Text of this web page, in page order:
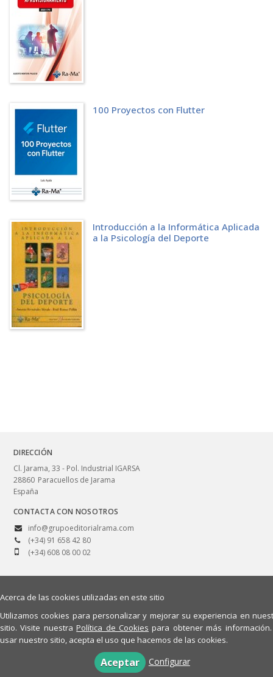
100 Proyectos con Flutter
Introducción a la Informática Aplicada
a la Psicología del Deporte
DIRECCIÓN
Cl. Jarama, 33 - Pol. Industrial IGARSA
28860 Paracuellos de Jarama
España
CONTACTA CON NOSOTROS
info@grupoeditorialrama.com
(+34) 91 658 42 80
(+34) 608 08 00 02
Aviso legal
Política de privacidad
Políticas de compra/devolución
Política de cookies
Quiénes somos
Acerca de las cookies utilizadas en este sitio
Utilizamos cookies para personalizar y mejorar su experiencia en
sitio. Visite nuestraPolítica de Cookies para obtener más
usar nuestro sitio, acepta el uso que hacemos de las cookies.
Aceptar Configurar